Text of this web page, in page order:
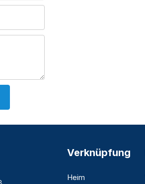
Verknüpfung
Heim